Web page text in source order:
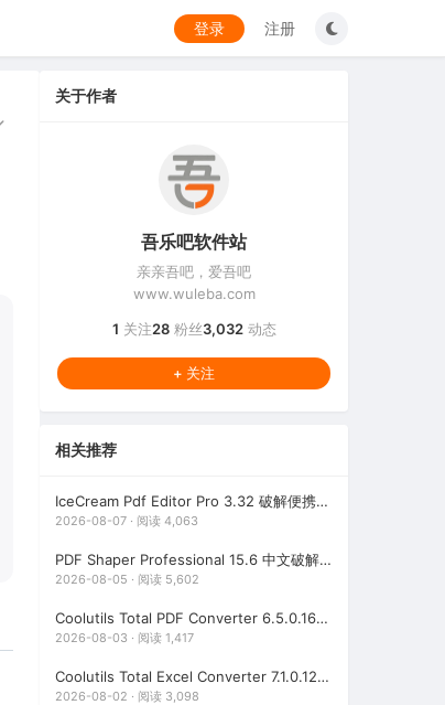
登录 注册
关于作者
吾乐吧软件站
亲亲吾吧，爱吾吧
www.wuleba.com
1 关注28粉丝3,032动态
+ 关注
相关推荐
IceCream Pdf Editor Pro 3.32 破解便携版（冰淇淋PDF编辑器）
2026-08-07 · 阅读 4,063
PDF Shaper Professional 15.6 中文破解版（强大实用的全能PDF工具箱）
2026-08-05 · 阅读 5,602
Coolutils Total PDF Converter 6.5.0.168 多语言激活版（PDF格式转换）
2026-08-03 · 阅读 1,417
Coolutils Total Excel Converter 7.1.0.128 中文破解版（Excel格式转换工具）
2026-08-02 · 阅读 3,098